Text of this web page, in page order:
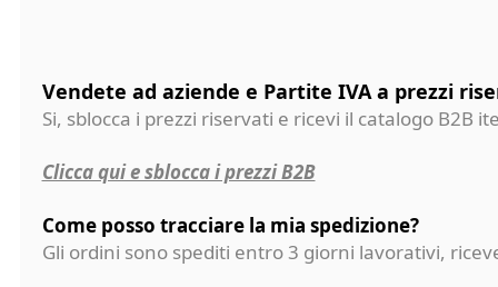
Vendete ad aziende e Partite IVA a prezzi
Si, sblocca i prezzi riservati e ricevi il catalogo B2B
Clicca qui e sblocca i prezzi B2B
Come posso tracciare la mia spedizione?
Gli ordini sono spediti entro 3 giorni lavorativi,